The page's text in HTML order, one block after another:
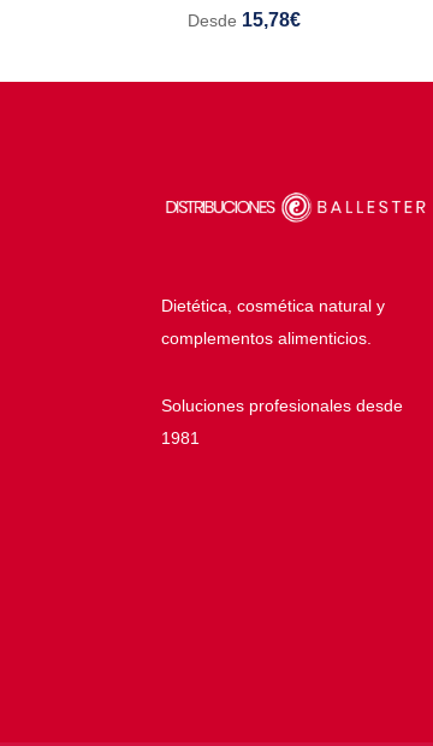
Desde 15,78€
Dietética, cosmética natural y
complementos alimenticios.
Soluciones profesionales desde
1981